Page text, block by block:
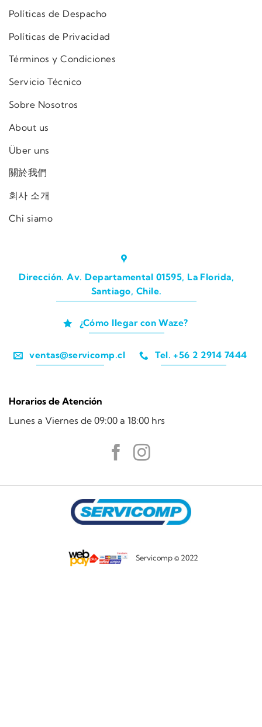
Políticas de Despacho
Políticas de Privacidad
Términos y Condiciones
Servicio Técnico
Sobre Nosotros
About us
Über uns
關於我們
회사 소개
Chi siamo
Dirección. Av. Departamental 01595, La Florida,
Santiago, Chile.
¿Cómo llegar con Waze?
ventas@servicomp.cl Tel. +56 2 2914 7444
Horarios de Atención
Lunes a Viernes de 09:00 a 18:00 hrs
Servicomp © 2022